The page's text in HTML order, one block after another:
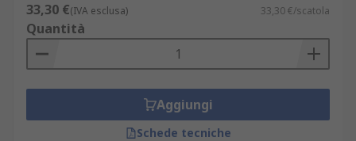
33,30 €(IVA esclusa) 33,30 €/scatola
Quantità
Aggiungi
Schede tecniche